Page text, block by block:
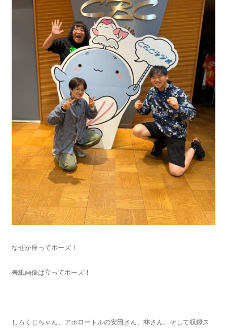
なぜか座ってポーズ！
表紙画像は立ってポーズ！
しろくじちゃん、アホロートルの安田さん、林さん、そして収録ス